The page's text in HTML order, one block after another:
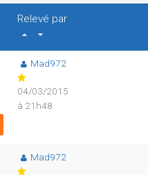
Relevé par
Mad972
04/03/2015
à 21h48
Mad972